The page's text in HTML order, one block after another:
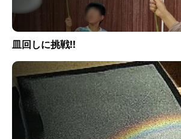
皿回しに挑戦!!